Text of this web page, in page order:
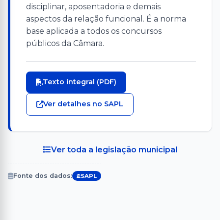
disciplinar, aposentadoria e demais
aspectos da relação funcional. É a norma
base aplicada a todos os concursos
públicos da Câmara.
Texto integral (PDF)
Ver detalhes no SAPL
Ver toda a legislação municipal
Fonte dos dados: SAPL